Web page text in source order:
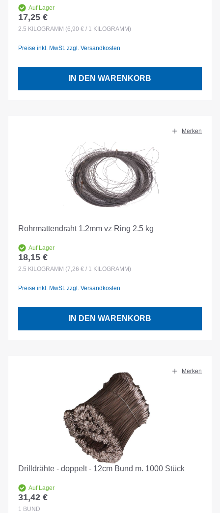
Auf Lager
Regulärer Preis:
17,25 €
2.5 KILOGRAMM (6,90 € / 1 KILOGRAMM)
Preise inkl. MwSt. zzgl. Versandkosten
IN DEN WARENKORB
Merken
Rohrmattendraht 1.2mm vz Ring 2.5 kg
Auf Lager
Regulärer Preis:
18,15 €
2.5 KILOGRAMM (7,26 € / 1 KILOGRAMM)
Preise inkl. MwSt. zzgl. Versandkosten
IN DEN WARENKORB
Merken
Drilldrähte - doppelt - 12cm Bund m. 1000 Stück
Auf Lager
Regulärer Preis:
31,42 €
1 BUND